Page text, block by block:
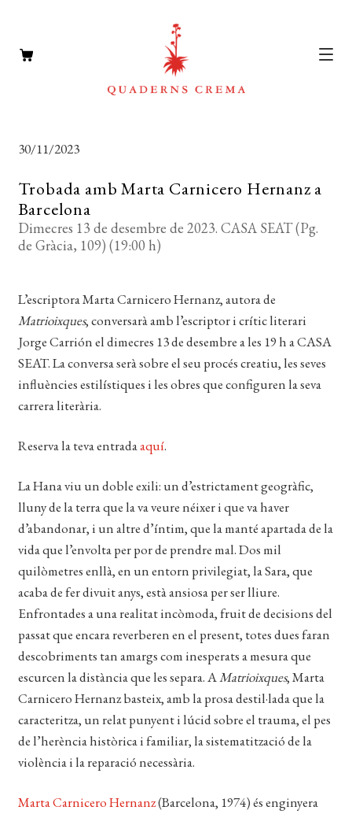
el
NOTÍCIES
L’EDITORIAL
DISTRIBUCIÓ
CONTACTE
EL MEU COMPTE
WISHLIST
30/11/2023
Trobada amb Marta Carnicero Hernanz a
Barcelona
Dimecres 13 de desembre de 2023. CASA SEAT (Pg.
de Gràcia, 109) (19:00 h)
L’escriptora Marta Carnicero Hernanz, autora de
Matrioixques, conversarà amb l’escriptor i crític literari
Jorge Carrión el dimecres 13 de desembre a les 19 h a CASA
SEAT. La conversa serà sobre el seu procés creatiu, les seves
influències estilístiques i les obres que configuren la seva
carrera literària.
Reserva la teva entradaaquí.
La Hana viu un doble exili: un d’estrictament geogràfic,
lluny de la terra que la va veure néixer i que va haver
d’abandonar, i un altre d’íntim, que la manté apartada de la
vida que l’envolta per por de prendre mal. Dos mil
quilòmetres enllà, en un entorn privilegiat, la Sara, que
acaba de fer divuit anys, està ansiosa per ser lliure.
Enfrontades a una realitat incòmoda, fruit de decisions del
passat que encara reverberen en el present, totes dues faran
descobriments tan amargs com inesperats a mesura que
escurcen la distància que les separa. AMatrioixques, Marta
Carnicero Hernanz basteix, amb la prosa destil·lada que la
caracteritza, un relat punyent i lúcid sobre el trauma, el pes
de l’herència històrica i familiar, la sistematització de la
violència i la reparació necessària.
Marta Carnicero Hernanz(Barcelona, 1974) és enginyera